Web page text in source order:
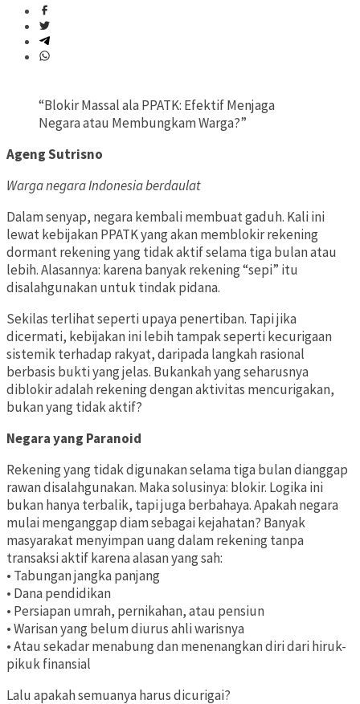
“Blokir Massal ala PPATK: Efektif Menjaga
Negara atau Membungkam Warga?”
Ageng Sutrisno
Warga negara Indonesia berdaulat
Dalam senyap, negara kembali membuat gaduh. Kali ini
lewat kebijakan PPATK yang akan memblokir rekening
dormant rekening yang tidak aktif selama tiga bulan atau
lebih. Alasannya: karena banyak rekening “sepi” itu
disalahgunakan untuk tindak pidana.
Sekilas terlihat seperti upaya penertiban. Tapi jika
dicermati, kebijakan ini lebih tampak seperti kecurigaan
sistemik terhadap rakyat, daripada langkah rasional
berbasis bukti yang jelas. Bukankah yang seharusnya
diblokir adalah rekening dengan aktivitas mencurigakan,
bukan yang tidak aktif?
Negara yang Paranoid
Rekening yang tidak digunakan selama tiga bulan dianggap
rawan disalahgunakan. Maka solusinya: blokir. Logika ini
bukan hanya terbalik, tapi juga berbahaya. Apakah negara
mulai menganggap diam sebagai kejahatan? Banyak
masyarakat menyimpan uang dalam rekening tanpa
transaksi aktif karena alasan yang sah:
• Tabungan jangka panjang
• Dana pendidikan
• Persiapan umrah, pernikahan, atau pensiun
• Warisan yang belum diurus ahli warisnya
• Atau sekadar menabung dan menenangkan diri dari hiruk-
pikuk finansial
Lalu apakah semuanya harus dicurigai?